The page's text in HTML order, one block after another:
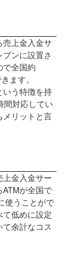
上金入金サ
ンに設置さ
で全国約
ます。
いう特徴を持
間対応してい
メリットと言
金入金サー
が全国で
使うことがで
低めに設定
余計なコス